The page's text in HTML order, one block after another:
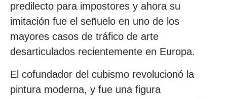
predilecto para impostores y ahora su
imitación fue el señuelo en uno de los
mayores casos de tráfico de arte
desarticulados recientemente en Europa.
El cofundador del cubismo revolucionó la
pintura moderna, y fue una figura